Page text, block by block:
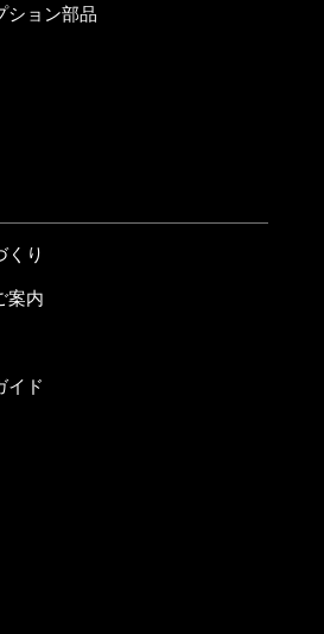
ション部品
くり
案内
イド